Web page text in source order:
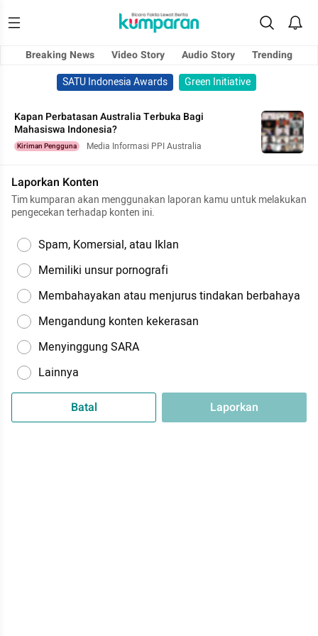
Breaking News Video Story Audio Story
Trending
SATU Indonesia Awards
Green Initiative
Kapan Perbatasan Australia Terbuka Bagi
Mahasiswa Indonesia?
Kiriman Pengguna Media Informasi PPI Australia
Laporkan Konten
Tim kumparan akan menggunakan laporan kamu untuk melakukan
pengecekan terhadap konten ini.
Spam, Komersial, atau Iklan
Memiliki unsur pornografi
Membahayakan atau menjurus tindakan berbahaya
Mengandung konten kekerasan
Menyinggung SARA
Lainnya
Batal Laporkan